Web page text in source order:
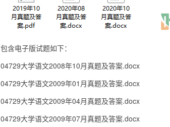
包含电子版试题如下：
04729大学语文2008年10月真题及答案.docx
04729大学语文2009年01月真题及答案.docx
04729大学语文2009年04月真题及答案.docx
04729大学语文2009年07月真题及答案.docx